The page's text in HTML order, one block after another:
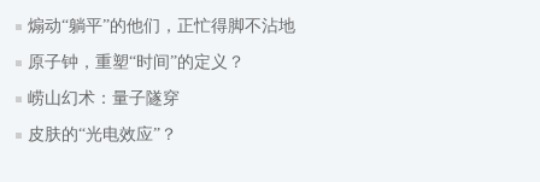
煽动“躺平”的他们，正忙得脚不沾地
原子钟，重塑“时间”的定义？
崂山幻术：量子隧穿
皮肤的“光电效应”？